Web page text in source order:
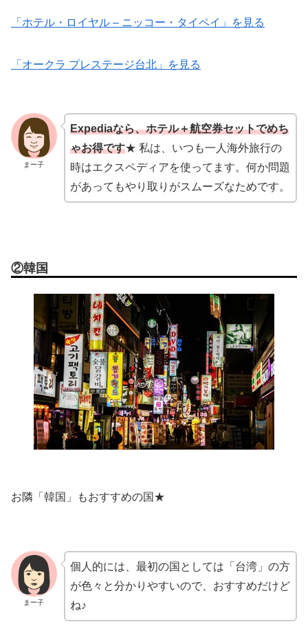
「ホテル・ロイヤル – ニッコー・タイペイ」を見る
「オークラ プレステージ台北」を見る
まー子
Expediaなら、ホテル＋航空券セットでめち
ゃお得です★ 私は、いつも一人海外旅行の
時はエクスペディアを使ってます。何か問題
があってもやり取りがスムーズなためです。
②韓国
お隣「韓国」もおすすめの国★
まー子
個人的には、最初の国としては「台湾」の方
が色々と分かりやすいので、おすすめだけど
ね♪